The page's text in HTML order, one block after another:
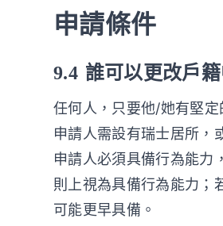
申請條件
9.4 誰可以更改戶
任何人，只要他/她有堅
申請人需設有瑞士居所，
申請人必須具備行為能力
則上視為具備行為能力；
可能更早具備。